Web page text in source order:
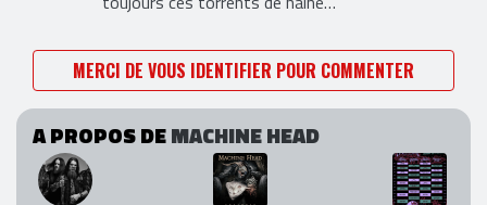
MERCI DE VOUS IDENTIFIER POUR COMMENTER
A PROPOS DEMACHINE HEAD